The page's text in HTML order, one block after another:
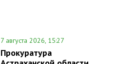
7 августа 2026, 15:27
Прокуратура